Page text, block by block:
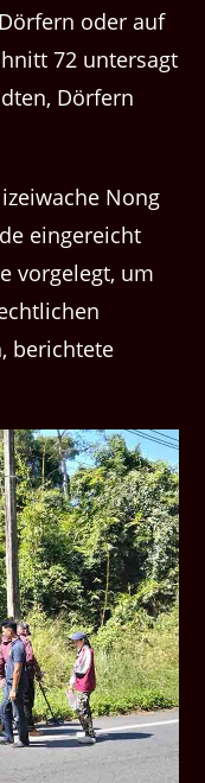
oder auf
72 untersagt
Dörfern
Nong
eingereicht
vorgelegt, um
berichtete